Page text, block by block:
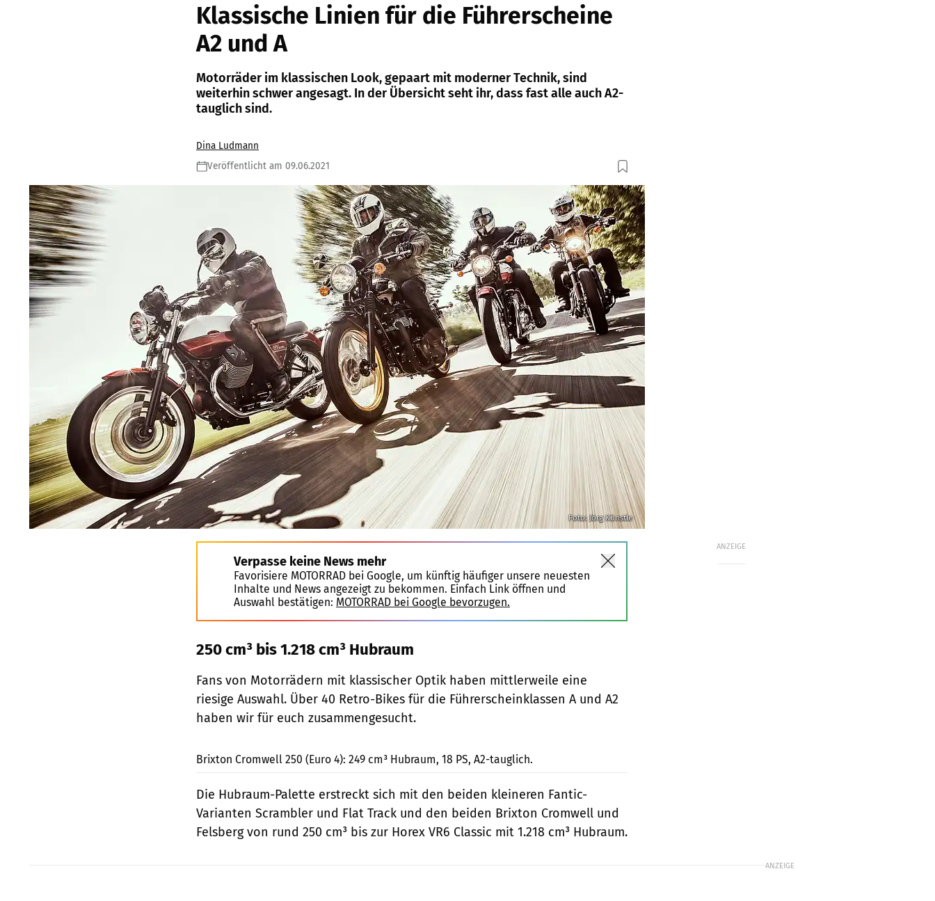
Klassische Linien für die Führerscheine
A2 und A
Motorräder im klassischen Look, gepaart mit moderner Technik, sind
weiterhin schwer angesagt. In der Übersicht seht ihr, dass fast alle auch A2-
tauglich sind.
Dina Ludmann
Veröffentlicht am 09.06.2021
Foto: Jörg Künstle
ANZEIGE
Verpasse keine News mehr
Favorisiere MOTORRAD bei Google, um künftig häufiger unsere neuesten
Inhalte und News angezeigt zu bekommen. Einfach Link öffnen und
Auswahl bestätigen: MOTORRAD bei Google bevorzugen.
250 cm³ bis 1.218 cm³ Hubraum
Fans von Motorrädern mit klassischer Optik haben mittlerweile eine
riesige Auswahl. Über 40 Retro-Bikes für die Führerscheinklassen A und A2
haben wir für euch zusammengesucht.
Brixton Cromwell 250 (Euro 4): 249 cm³ Hubraum, 18 PS, A2-tauglich.
Die Hubraum-Palette erstreckt sich mit den beiden kleineren Fantic-
Varianten Scrambler und Flat Track und den beiden Brixton Cromwell und
Felsberg von rund 250 cm³ bis zur Horex VR6 Classic mit 1.218 cm³ Hubraum.
ANZEIGE